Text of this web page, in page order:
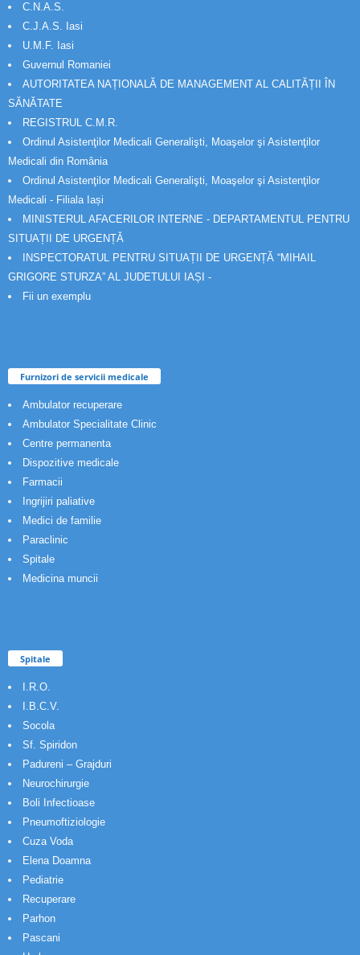
C.N.A.S.
C.J.A.S. Iasi
U.M.F. Iasi
Guvernul Romaniei
AUTORITATEA NAȚIONALĂ DE MANAGEMENT AL CALITĂȚII ÎN
SĂNĂTATE
REGISTRUL C.M.R.
Ordinul Asistenţilor Medicali Generalişti, Moaşelor şi Asistenţilor
Medicali din România
Ordinul Asistenţilor Medicali Generalişti, Moaşelor şi Asistenţilor
Medicali - Filiala Iași
MINISTERUL AFACERILOR INTERNE - DEPARTAMENTUL PENTRU
SITUAȚII DE URGENȚĂ
INSPECTORATUL PENTRU SITUAȚII DE URGENȚĂ “MIHAIL
GRIGORE STURZA” AL JUDETULUI IAȘI -
Fii un exemplu
Furnizori de servicii medicale
Ambulator recuperare
Ambulator Specialitate Clinic
Centre permanenta
Dispozitive medicale
Farmacii
Ingrijiri paliative
Medici de familie
Paraclinic
Spitale
Medicina muncii
Spitale
I.R.O.
I.B.C.V.
Socola
Sf. Spiridon
Padureni – Grajduri
Neurochirurgie
Boli Infectioase
Pneumoftiziologie
Cuza Voda
Elena Doamna
Pediatrie
Recuperare
Parhon
Pascani